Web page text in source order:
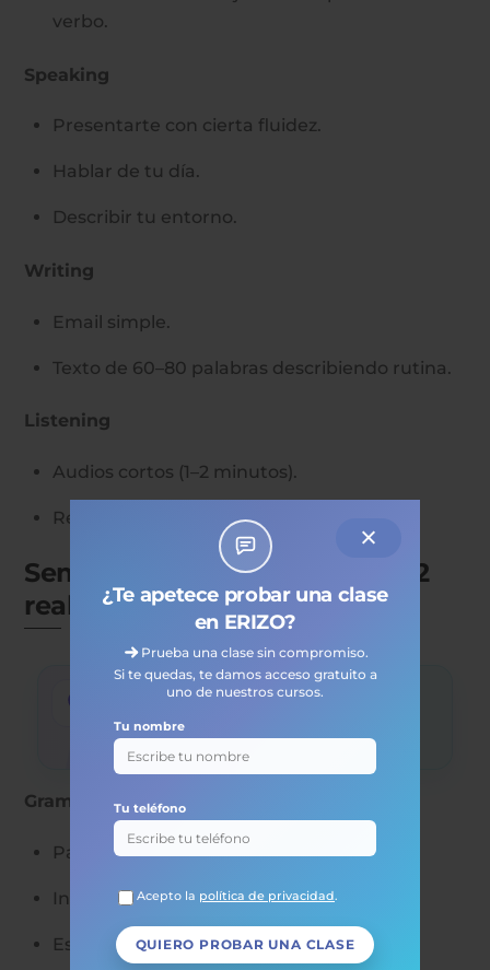
¿Te apetece probar una clase
en ERIZO?
Prueba una clase sin compromiso.
Si te quedas, te damos acceso gratuito a
uno de nuestros cursos.
Tu nombre
Tu teléfono
Acepto la política de privacidad.
verbo.
Speaking
Presentarte con cierta fluidez.
Hablar de tu día.
Describir tu entorno.
Writing
Email simple.
Texto de 60–80 palabras describiendo rutina.
Listening
Audios cortos (1–2 minutos).
Repetición 2–3 veces con objetivo claro.
Semanas 3–4: Construcción A2
real (comunicación funcional)
Empezar a usar el idioma con intención
práctica.
Gramática clave
Pasado básico (formas más frecuentes).
Introducción a conectores simples.
Estructuras de necesidad y posibilidad.